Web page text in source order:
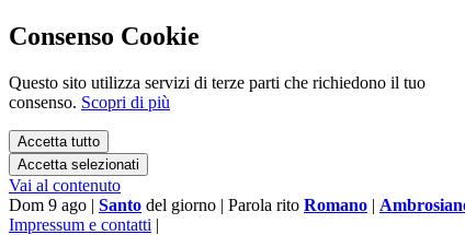
Consenso Cookie
Questo sito utilizza servizi di terze parti che richiedono il tuo
consenso. Scopri di più
Accetta tutto
Accetta selezionati
Vai al contenuto
Dom 9 ago | Santo del giorno | Parola rito Romano |
Impressum e contatti |